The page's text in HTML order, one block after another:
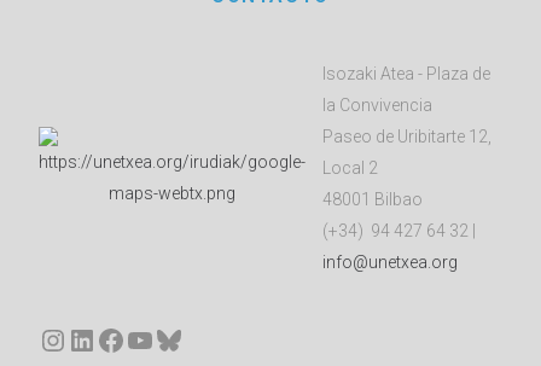
Isozaki Atea - Plaza de
la Convivencia
Paseo de Uribitarte 12,
Local 2
48001 Bilbao
(+34) 94 427 64 32 |
info@unetxea.org
Instagram
LinkedIn
Facebook
YouTube
Bluesky